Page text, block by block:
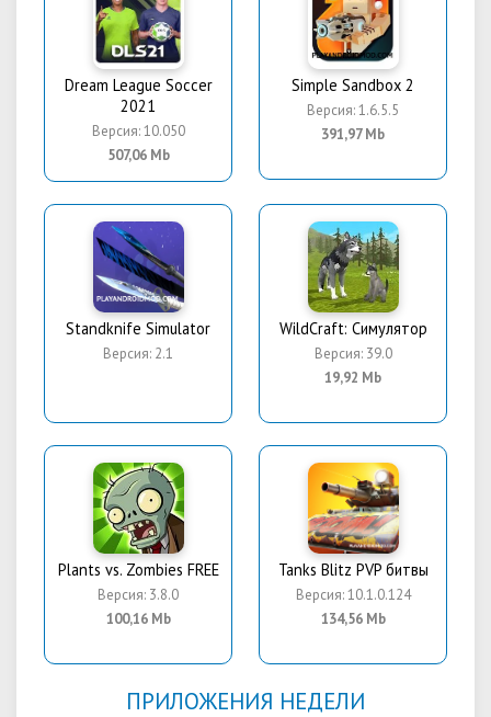
Dream League Soccer
2021
Версия: 10.050
507,06 Mb
Simple Sandbox 2
Версия: 1.6.5.5
391,97 Mb
Standknife Simulator
Версия: 2.1
WildCraft: Симулятор
Версия: 39.0
19,92 Mb
Plants vs. Zombies FREE
Версия: 3.8.0
100,16 Mb
Tanks Blitz PVP битвы
Версия: 10.1.0.124
134,56 Mb
ПРИЛОЖЕНИЯ НЕДЕЛИ